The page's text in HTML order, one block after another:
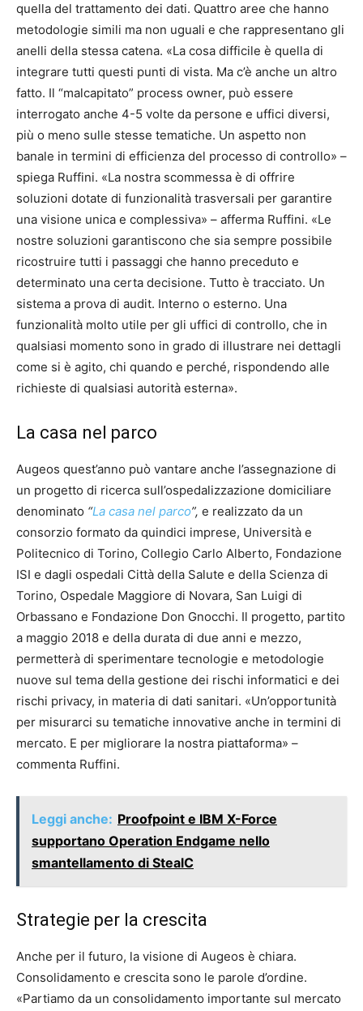
quella del trattamento dei dati. Quattro aree che hanno
metodologie simili ma non uguali e che rappresentano gli
anelli della stessa catena. «La cosa difficile è quella di
integrare tutti questi punti di vista. Ma c’è anche un altro
fatto. Il “malcapitato” process owner, può essere
interrogato anche 4-5 volte da persone e uffici diversi,
più o meno sulle stesse tematiche. Un aspetto non
banale in termini di efficienza del processo di controllo» –
spiega Ruffini. «La nostra scommessa è di offrire
soluzioni dotate di funzionalità trasversali per garantire
una visione unica e complessiva» – afferma Ruffini. «Le
nostre soluzioni garantiscono che sia sempre possibile
ricostruire tutti i passaggi che hanno preceduto e
determinato una certa decisione. Tutto è tracciato. Un
sistema a prova di audit. Interno o esterno. Una
funzionalità molto utile per gli uffici di controllo, che in
qualsiasi momento sono in grado di illustrare nei dettagli
come si è agito, chi quando e perché, rispondendo alle
richieste di qualsiasi autorità esterna».
La casa nel parco
Augeos quest’anno può vantare anche l’assegnazione di
un progetto di ricerca sull’ospedalizzazione domiciliare
denominato “La casa nel parco”, e realizzato da un
consorzio formato da quindici imprese, Università e
Politecnico di Torino, Collegio Carlo Alberto, Fondazione
ISI e dagli ospedali Città della Salute e della Scienza di
Torino, Ospedale Maggiore di Novara, San Luigi di
Orbassano e Fondazione Don Gnocchi. Il progetto, partito
a maggio 2018 e della durata di due anni e mezzo,
permetterà di sperimentare tecnologie e metodologie
nuove sul tema della gestione dei rischi informatici e dei
rischi privacy, in materia di dati sanitari. «Un’opportunità
per misurarci su tematiche innovative anche in termini di
mercato. E per migliorare la nostra piattaforma» –
commenta Ruffini.
Leggi anche: Proofpoint e IBM X-Force
supportano Operation Endgame nello
smantellamento di StealC
Strategie per la crescita
Anche per il futuro, la visione di Augeos è chiara.
Consolidamento e crescita sono le parole d’ordine.
«Partiamo da un consolidamento importante sul mercato